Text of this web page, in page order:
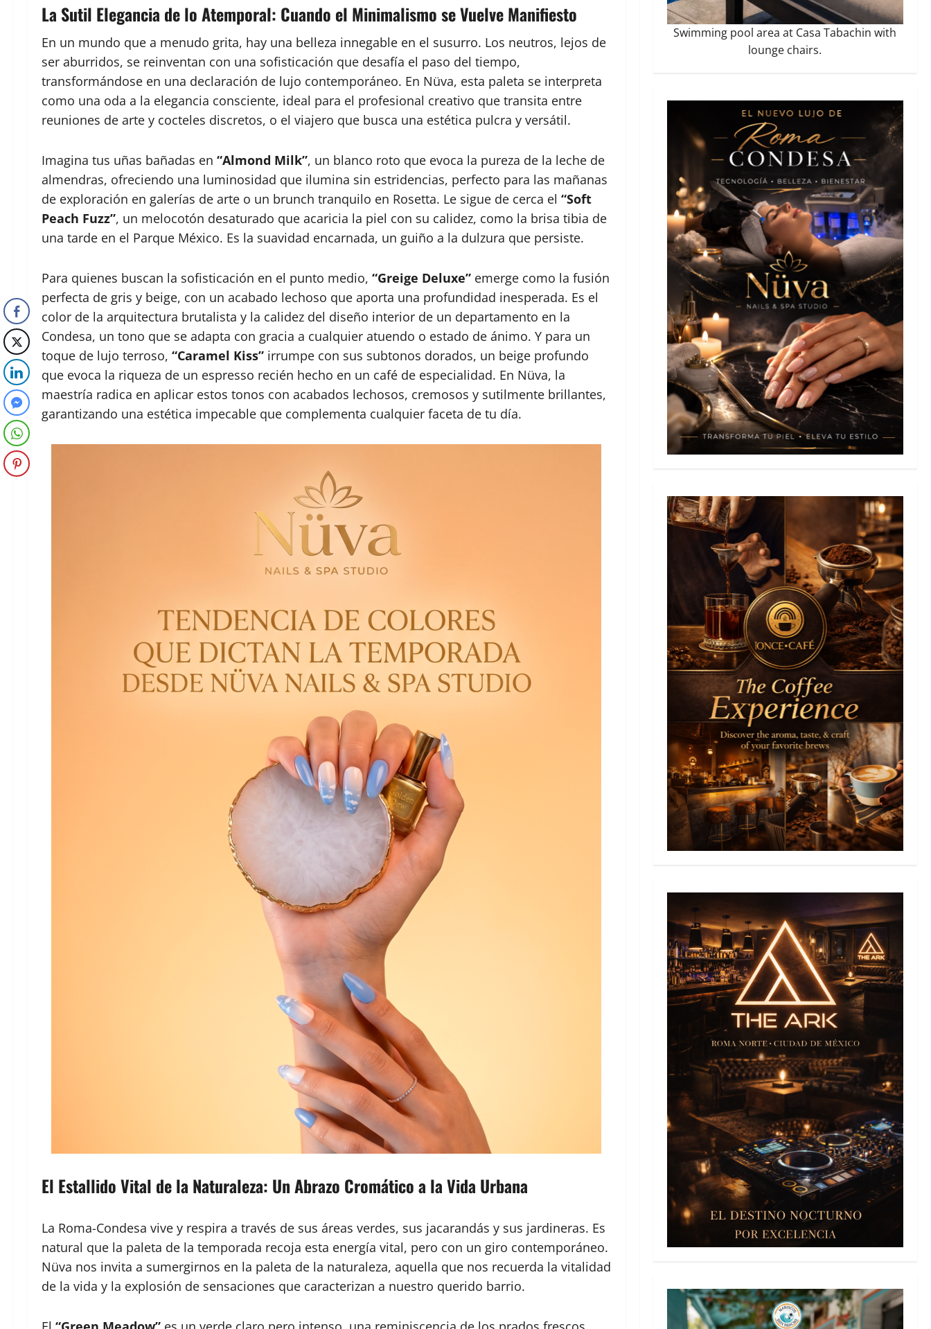
La Sutil Elegancia de lo Atemporal: Cuando el Minimalismo se Vuelve Manifiesto
En un mundo que a menudo grita, hay una belleza innegable en el susurro. Los neutros, lejos de
ser aburridos, se reinventan con una sofisticación que desafía el paso del tiempo,
transformándose en una declaración de lujo contemporáneo. En Nüva, esta paleta se interpreta
como una oda a la elegancia consciente, ideal para el profesional creativo que transita entre
reuniones de arte y cocteles discretos, o el viajero que busca una estética pulcra y versátil.
Imagina tus uñas bañadas en “Almond Milk”, un blanco roto que evoca la pureza de la leche de
almendras, ofreciendo una luminosidad que ilumina sin estridencias, perfecto para las mañanas
de exploración en galerías de arte o un brunch tranquilo en Rosetta. Le sigue de cerca el “Soft
Peach Fuzz”, un melocotón desaturado que acaricia la piel con su calidez, como la brisa tibia de
una tarde en el Parque México. Es la suavidad encarnada, un guiño a la dulzura que persiste.
Para quienes buscan la sofisticación en el punto medio, “Greige Deluxe” emerge como la fusión
perfecta de gris y beige, con un acabado lechoso que aporta una profundidad inesperada. Es el
color de la arquitectura brutalista y la calidez del diseño interior de un departamento en la
Condesa, un tono que se adapta con gracia a cualquier atuendo o estado de ánimo. Y para un
toque de lujo terroso, “Caramel Kiss” irrumpe con sus subtonos dorados, un beige profundo
que evoca la riqueza de un espresso recién hecho en un café de especialidad. En Nüva, la
maestría radica en aplicar estos tonos con acabados lechosos, cremosos y sutilmente brillantes,
garantizando una estética impecable que complementa cualquier faceta de tu día.
El Estallido Vital de la Naturaleza: Un Abrazo Cromático a la Vida Urbana
La Roma-Condesa vive y respira a través de sus áreas verdes, sus jacarandás y sus jardineras. Es
natural que la paleta de la temporada recoja esta energía vital, pero con un giro contemporáneo.
Nüva nos invita a sumergirnos en la paleta de la naturaleza, aquella que nos recuerda la vitalidad
de la vida y la explosión de sensaciones que caracterizan a nuestro querido barrio.
Swimming pool area at Casa Tabachin with
lounge chairs.